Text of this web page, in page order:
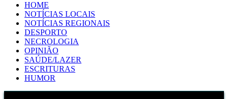
HOME
NOTÍCIAS LOCAIS
NOTÍCIAS REGIONAIS
DESPORTO
NECROLOGIA
OPINIÃO
SAÚDE/LAZER
ESCRITURAS
HUMOR